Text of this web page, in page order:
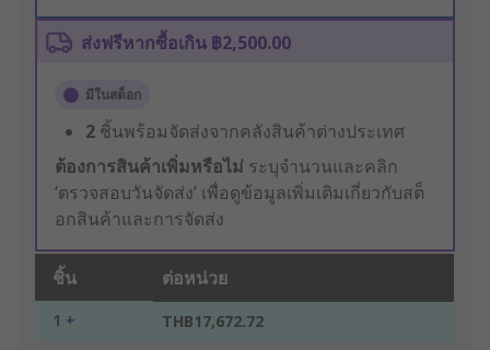
ส่งฟรีหากซื้อเกิน ฿2,500.00
มีในสต็อก
2 ชิ้นพร้อมจัดส่งจากคลังสินค้าต่างประเทศ
ต้องการสินค้าเพิ่มหรือไม่ ระบุจำนวนและคลิก
‘ตรวจสอบวันจัดส่ง’ เพื่อดูข้อมูลเพิ่มเติมเกี่ยวกับสต็
อกสินค้าและการจัดส่ง
ชิ้น ต่อหน่วย
1 + THB17,672.72